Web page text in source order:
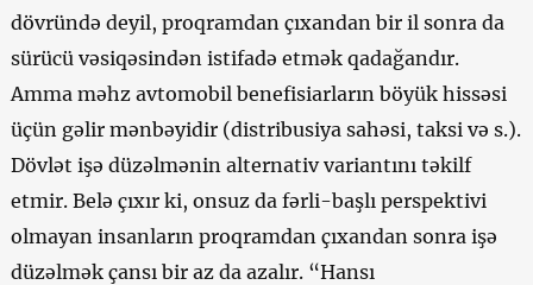
dövründə deyil, proqramdan çıxandan bir il sonra da
sürücü vəsiqəsindən istifadə etmək qadağandır.
Amma məhz avtomobil benefisiarların böyük hissəsi
üçün gəlir mənbəyidir (distribusiya sahəsi, taksi və s.).
Dövlət işə düzəlmənin alternativ variantını təkilf
etmir. Belə çıxır ki, onsuz da fərli-başlı perspektivi
olmayan insanların proqramdan çıxandan sonra işə
düzəlmək çansı bir az da azalır. “Hansı